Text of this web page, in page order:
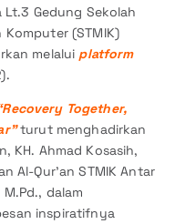
Lt.3 Gedung Sekolah
(STMIK)
melalui platform
Together,
turut menghadirkan
KH. Ahmad Kosasih,
Al-Qur’an STMIK Antar
dalam
inspiratifnya